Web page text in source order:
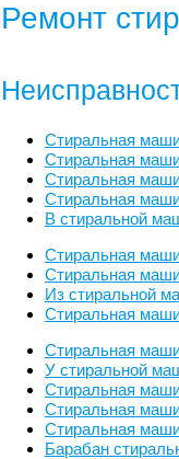
Ремонт
Стиральная
Стиральная
Стиральная
Стиральная
В стиральной
Стиральная
Стиральная
Из стиральной
Стиральная
Стиральная
У стиральной
Стиральная
Стиральная
Стиральная
Барабан